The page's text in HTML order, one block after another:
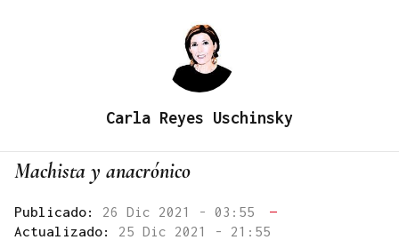
Carla Reyes Uschinsky
Machista y anacrónico
Publicado: 26 Dic 2021 - 03:55
—
Actualizado: 25 Dic 2021 - 21:55